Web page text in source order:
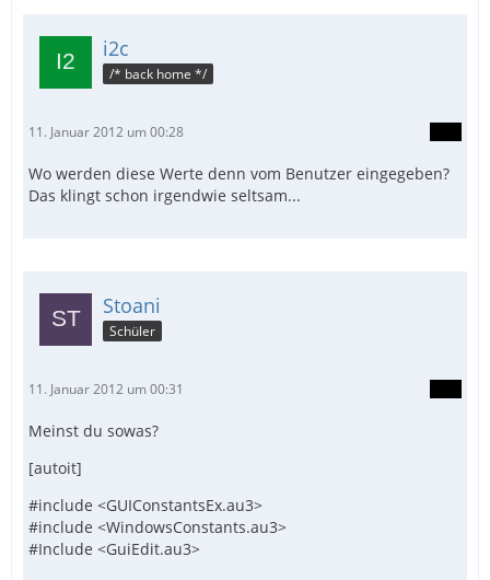
i2c
/* back home */
11. Januar 2012 um 00:28
Wo werden diese Werte denn vom Benutzer eingegeben?
Das klingt schon irgendwie seltsam...
Stoani
Schüler
11. Januar 2012 um 00:31
Meinst du sowas?
[autoit]
#include <GUIConstantsEx.au3>
#include <WindowsConstants.au3>
#Include <GuiEdit.au3>